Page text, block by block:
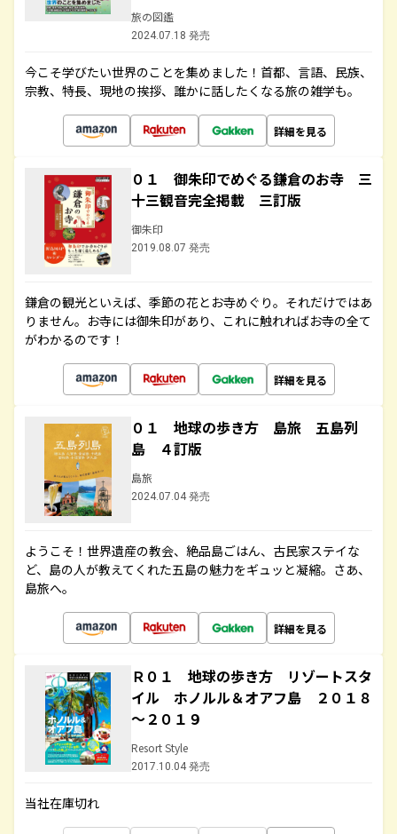
旅の図鑑
2024.07.18 発売
今こそ学びたい世界のことを集めました！首都、言語、民族、
宗教、特長、現地の挨拶、誰かに話したくなる旅の雑学も。
詳細を見る
０１ 御朱印でめぐる鎌倉のお寺 三
十三観音完全掲載 三訂版
御朱印
2019.08.07 発売
鎌倉の観光といえば、季節の花とお寺めぐり。それだけではあ
りません。お寺には御朱印があり、これに触れればお寺の全て
がわかるのです！
詳細を見る
０１ 地球の歩き方 島旅 五島列
島 ４訂版
島旅
2024.07.04 発売
ようこそ！世界遺産の教会、絶品島ごはん、古民家ステイな
ど、島の人が教えてくれた五島の魅力をギュッと凝縮。さあ、
島旅へ。
詳細を見る
Ｒ０１ 地球の歩き方 リゾートスタ
イル ホノルル＆オアフ島 ２０１８
～２０１９
Resort Style
2017.10.04 発売
当社在庫切れ